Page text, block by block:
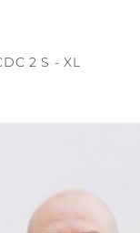
2 S - XL